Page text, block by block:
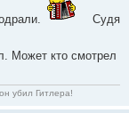
Судя
Может кто смотрел
убил Гитлера!